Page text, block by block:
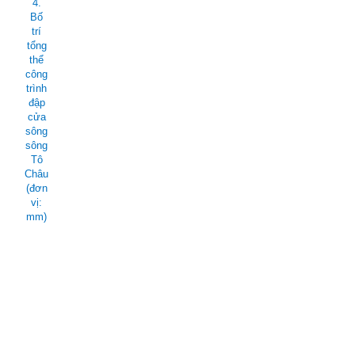
4.
Bố
trí
tổng
thể
công
trình
đập
cửa
sông
sông
Tô
Châu
(đơn
vị:
mm)